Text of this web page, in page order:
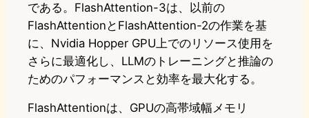
である。FlashAttention-3は、以前の
FlashAttentionとFlashAttention-2の作業を基
に、Nvidia Hopper GPU上でのリソース使用を
さらに最適化し、LLMのトレーニングと推論の
ためのパフォーマンスと効率を最大化する。
FlashAttentionは、GPUの高帯域幅メモリ